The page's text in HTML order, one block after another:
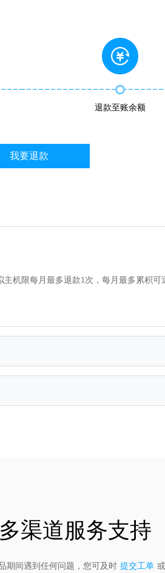
退款至账余额
我要退款
机限每月最多退款1次，每月最多累积可
渠道服务支持
期间遇到任何问题，您可及时 提交工单 或